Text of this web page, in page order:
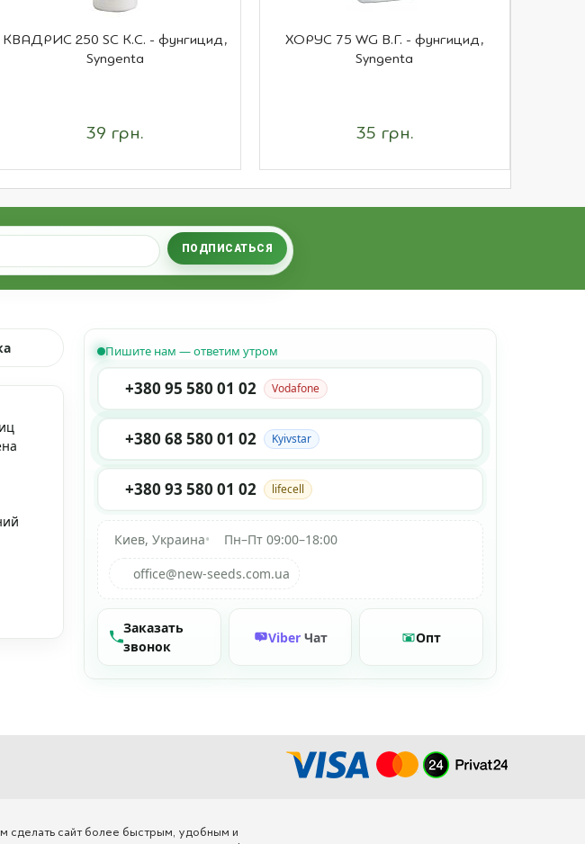
КВАДРИС 250 SC К.С. - фунгицид,
Syngenta
39 грн.
ХОРУС 75 WG В.Г. - фунгицид,
Syngenta
35 грн.
ПОДПИСАТЬСЯ
Пишите нам — ответим утром
+380 95 580 01 02 Vodafone
+380 68 580 01 02 Kyivstar
+380 93 580 01 02 lifecell
Киев, Украина•
Пн–Пт 09:00–18:00
office@new-seeds.com.ua
Заказать
звонок
Viber Чат Опт
сделать сайт более быстрым, удобным и